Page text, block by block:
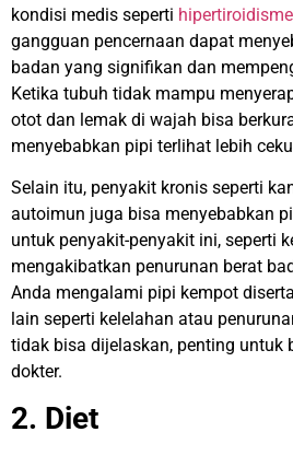
kondisi medis seperti hipertiroidisme
gangguan pencernaan dapat
badan yang signifikan dan
Ketika tubuh tidak mampu
otot dan lemak di wajah bisa
menyebabkan pipi terlihat lebih
Selain itu, penyakit kronis seperti
autoimun juga bisa menyebabkan
untuk penyakit-penyakit ini, seperti
mengakibatkan penurunan berat
Anda mengalami pipi kempot
lain seperti kelelahan atau
tidak bisa dijelaskan, penting untuk
dokter.
2. Diet